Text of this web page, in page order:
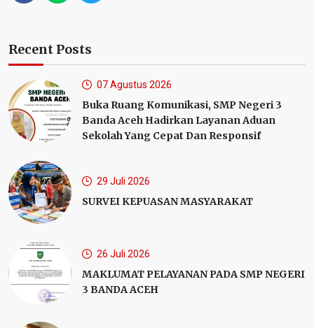
Recent Posts
07 Agustus 2026
Buka Ruang Komunikasi, SMP Negeri 3
Banda Aceh Hadirkan Layanan Aduan
Sekolah Yang Cepat Dan Responsif
29 Juli 2026
SURVEI KEPUASAN MASYARAKAT
26 Juli 2026
MAKLUMAT PELAYANAN PADA SMP NEGERI
3 BANDA AСЕН